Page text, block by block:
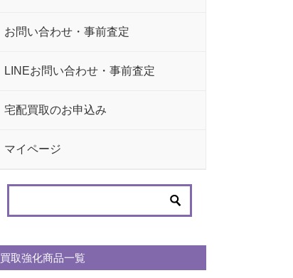
お問い合わせ・事前査定
LINEお問い合わせ・事前査定
宅配買取のお申込み
マイページ
買取強化商品一覧